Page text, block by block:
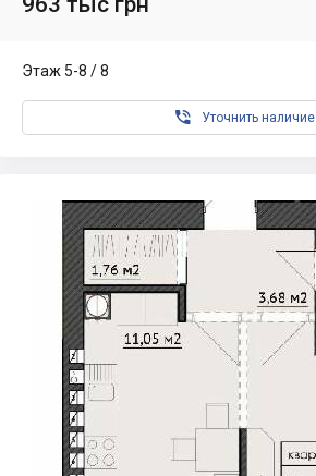
Этаж 5-8 / 8
 Уточнить наличие